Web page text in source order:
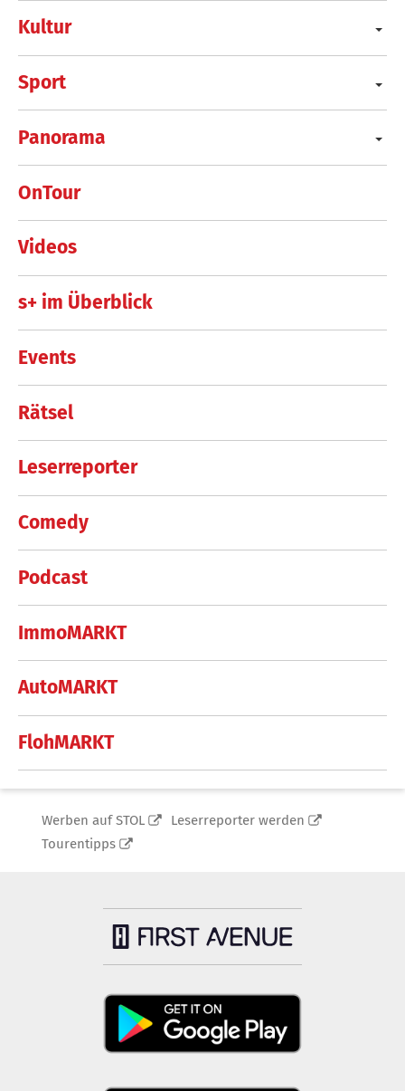
Kultur
Sport
Panorama
OnTour
Videos
s+ im Überblick
Events
Rätsel
Leserreporter
Comedy
Podcast
ImmoMARKT
AutoMARKT
FlohMARKT
Werben auf STOL
Leserreporter werden
Tourentipps